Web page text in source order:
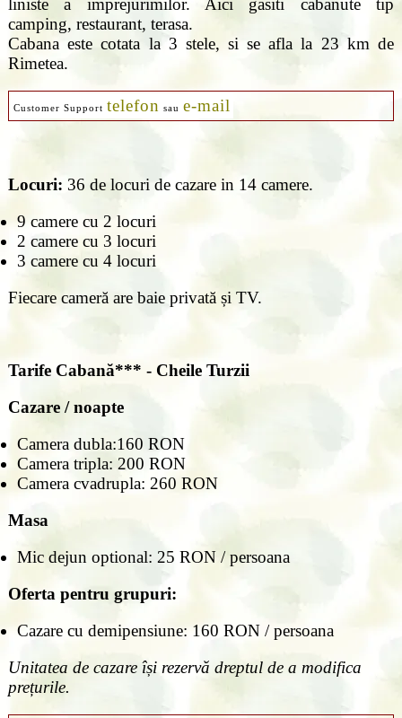
liniste a imprejurimilor. Aici gasiti cabanute tip
camping, restaurant, terasa.
Cabana este cotata la 3 stele, si se afla la 23 km de
Rimetea.
Customer Support telefon sau e-mail
Locuri: 36 de locuri de cazare in 14 camere.
9 camere cu 2 locuri
2 camere cu 3 locuri
3 camere cu 4 locuri
Fiecare cameră are baie privată și TV.
Tarife Cabană*** - Cheile Turzii
Cazare / noapte
Camera dubla:160 RON
Camera tripla: 200 RON
Camera cvadrupla: 260 RON
Masa
Mic dejun optional: 25 RON / persoana
Oferta pentru grupuri:
Cazare cu demipensiune: 160 RON / persoana
Unitatea de cazare își rezervă dreptul de a modifica
prețurile.